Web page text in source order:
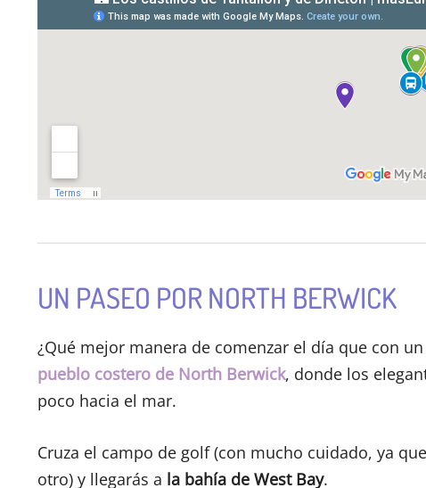
UN PASEO POR NORTH BERWICK
¿Qué mejor manera de comenzar el día que con
pueblo costero de North Berwick, donde los
poco hacia el mar.
Cruza el campo de golf (con mucho cuidado, ya
otro) y llegarás a la bahía de West Bay.